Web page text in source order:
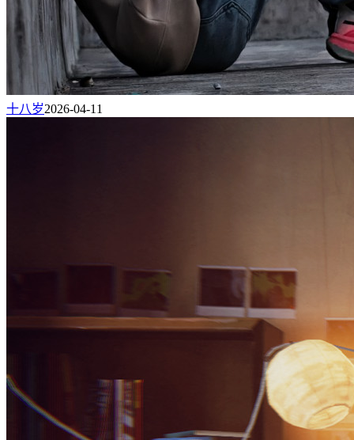
十八岁2026-04-11